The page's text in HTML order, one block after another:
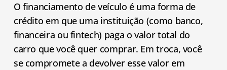
O financiamento de veículo é uma forma de
crédito em que uma instituição (como banco,
financeira ou fintech) paga o valor total do
carro que você quer comprar. Em troca, você
se compromete a devolver esse valor em